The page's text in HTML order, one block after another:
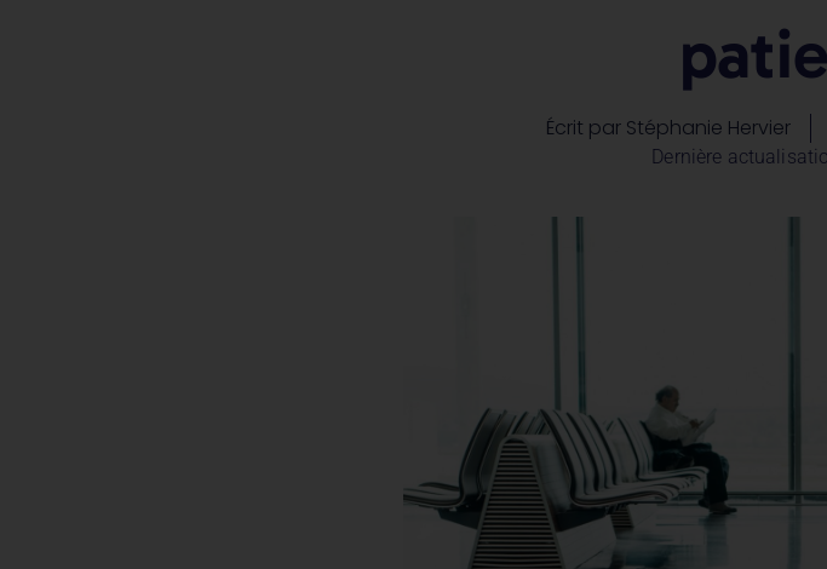
Écrit par Stéphanie Hervier
Dernière